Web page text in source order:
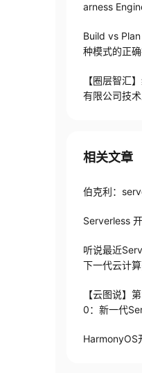
arness
Build vs
种模式的正
【圈层智汇
有限公司技
相关文章
伯克利：
Serverless
听说最近
下一代云计
【云图说】
0：新一代
HarmonyOS